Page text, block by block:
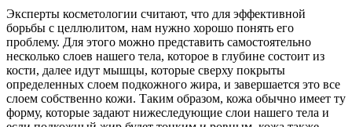
Эксперты косметологии считают, что для эффективной
борьбы с целлюлитом, нам нужно хорошо понять его
проблему. Для этого можно представить самостоятельно
несколько слоев нашего тела, которое в глубине состоит из
кости, далее идут мышцы, которые сверху покрыты
определенных слоем подкожного жира, и завершается это все
слоем собственно кожи. Таким образом, кожа обычно имеет ту
форму, которые задают нижеследующие слои нашего тела и